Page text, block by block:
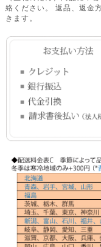
絡ください。 返品、返金
きます。